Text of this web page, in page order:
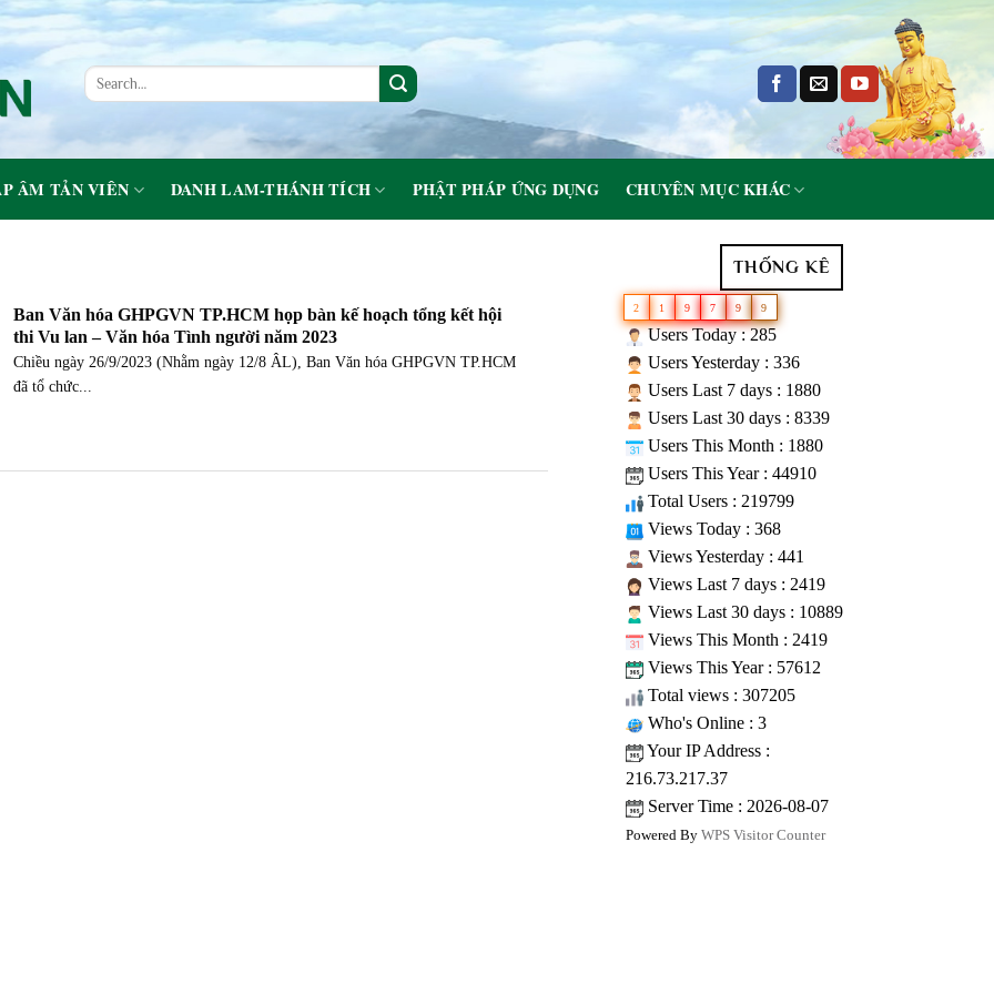
ÂM TẢN VIÊN DANH LAM-THÁNH TÍCH PHẬT PHÁP ỨNG DỤNG CHUYÊN MỤC KHÁC
Ban Văn hóa GHPGVN TP.HCM họp bàn kế hoạch tổng kết hội
thi Vu lan – Văn hóa Tình người năm 2023
Chiều ngày 26/9/2023 (Nhằm ngày 12/8 ÂL), Ban Văn hóa GHPGVN TP.HCM
đã tổ chức...
THỐNG KÊ
2 1 9 7 9 9
Users Today : 285
Users Yesterday : 336
Users Last 7 days : 1880
Users Last 30 days : 8339
Users This Month : 1880
Users This Year : 44910
Total Users : 219799
Views Today : 368
Views Yesterday : 441
Views Last 7 days : 2419
Views Last 30 days : 10889
Views This Month : 2419
Views This Year : 57612
Total views : 307205
Who's Online : 3
Your IP Address :
216.73.217.37
Server Time : 2026-08-07
Powered By WPS Visitor Counter